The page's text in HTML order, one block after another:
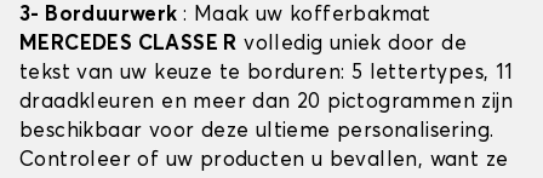
3- Borduurwerk : Maak uw kofferbakmat
MERCEDES CLASSE R volledig uniek door de
tekst van uw keuze te borduren: 5 lettertypes, 11
draadkleuren en meer dan 20 pictogrammen zijn
beschikbaar voor deze ultieme personalisering.
Controleer of uw producten u bevallen, want ze